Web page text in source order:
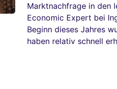
Marktnachfrage in den
Economic Expert bei
Beginn dieses Jahres
haben relativ schnell